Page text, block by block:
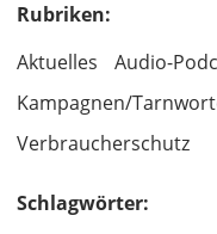
Rubriken:
Aktuelles
Audio-
Kampagnen/
Verbraucherschutz
Schlagwörter: